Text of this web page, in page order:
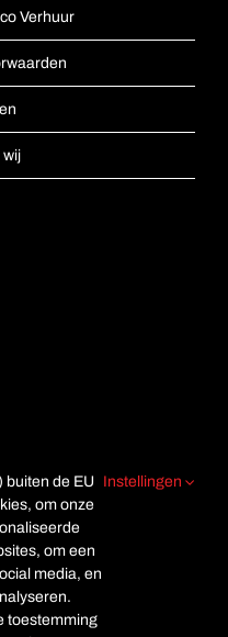
Verhuur
wij
buiten de EU
om onze
om een
media, en
toestemming
Instellingen